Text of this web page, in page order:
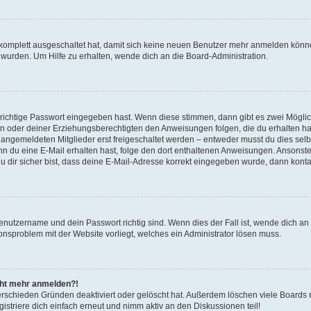
ausgeschaltet hat, damit sich keine neuen Benutzer mehr anmelden
Um Hilfe zu erhalten, wende dich an die Board-Administration.
Passwort eingegeben hast. Wenn diese stimmen, dann gibt es zwei
oder deiner Erziehungsberechtigten den Anweisungen folgen, die du erhalten
Mitglieder erst freigeschaltet werden – entweder musst du dies
du eine E-Mail erhalten hast, folge den dort enthaltenen Anweisungen.
dir sicher bist, dass deine E-Mail-Adresse korrekt eingegeben wurde, dann
und dein Passwort richtig sind. Wenn dies der Fall ist, wende dich
mit der Website vorliegt, welches ein Administrator lösen muss.
mehr anmelden?!
Gründen deaktiviert oder gelöscht hat. Außerdem löschen viele
dich einfach erneut und nimm aktiv an den Diskussionen teil!